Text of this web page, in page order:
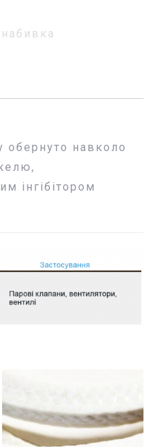
обернуто навколо
інгібітором